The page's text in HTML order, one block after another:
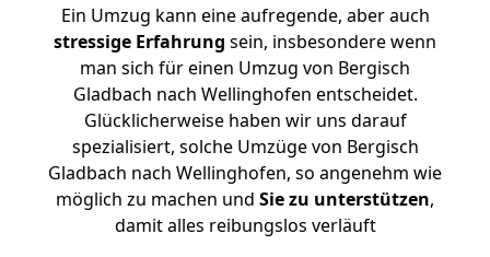
Ein Umzug kann eine aufregende, aber auch
stressige Erfahrung sein, insbesondere wenn
man sich für einen Umzug von Bergisch
Gladbach nach Wellinghofen entscheidet.
Glücklicherweise haben wir uns darauf
spezialisiert, solche Umzüge von Bergisch
Gladbach nach Wellinghofen, so angenehm wie
möglich zu machen und Sie zu unterstützen,
damit alles reibungslos verläuft